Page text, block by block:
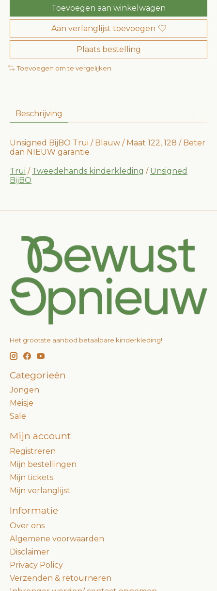
Toevoegen aan winkelwagen
Aan verlanglijst toevoegen
Plaats bestelling
Toevoegen om te vergelijken
Beschrijving
Unsigned BijBO Trui / Blauw / Maat 122, 128 / Beter
dan NIEUW garantie
Trui / Tweedehands kinderkleding / Unsigned
BijBO
Het grootste aanbod betaalbare kinderkleding!
Categorieën
Jongen
Meisje
Sale
Mijn account
Registreren
Mijn bestellingen
Mijn tickets
Mijn verlanglijst
Informatie
Over ons
Algemene voorwaarden
Disclaimer
Privacy Policy
Verzenden & retourneren